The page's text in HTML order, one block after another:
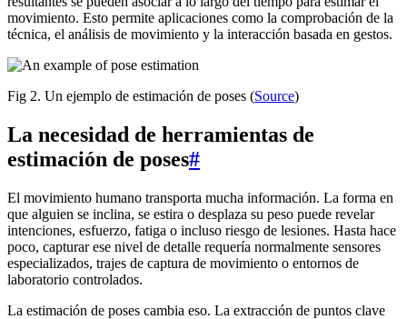
movimiento. Esto permite aplicaciones como la comprobación de la
técnica, el análisis de movimiento y la interacción basada en gestos.
Fig 2. Un ejemplo de estimación de poses (Source)
La necesidad de herramientas de
estimación de poses#
El movimiento humano transporta mucha información. La forma en
que alguien se inclina, se estira o desplaza su peso puede revelar
intenciones, esfuerzo, fatiga o incluso riesgo de lesiones. Hasta hace
poco, capturar ese nivel de detalle requería normalmente sensores
especializados, trajes de captura de movimiento o entornos de
laboratorio controlados.
La estimación de poses cambia eso. La extracción de puntos clave